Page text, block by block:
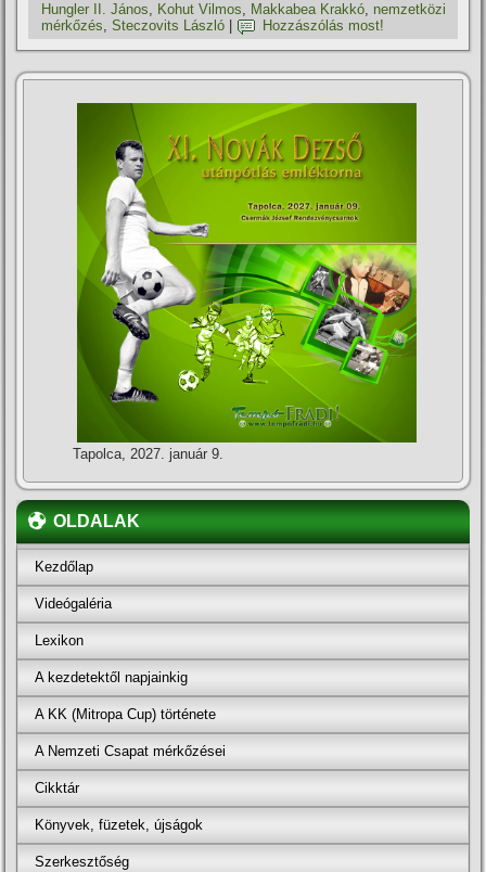
Hungler II. János, Kohut Vilmos, Makkabea Krakkó, nemzetközi
mérkőzés,Steczovits László Hozzászólás most!
Tapolca, 2027. január 9.
OLDALAK
Kezdőlap
Videógaléria
Lexikon
A kezdetektől napjainkig
A KK (Mitropa Cup) története
A Nemzeti Csapat mérkőzései
Cikktár
Könyvek, füzetek, újságok
Szerkesztőség